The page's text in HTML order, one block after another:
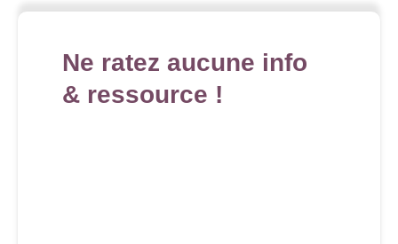
Ne ratez aucune info
& ressource !